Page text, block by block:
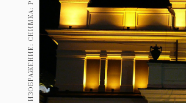
Wellness 1817
ПОСЛЕДВАЙТЕ